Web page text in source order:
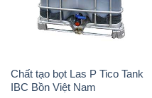
Chất tạo bọt Las P Tico Tank
IBC Bồn Việt Nam